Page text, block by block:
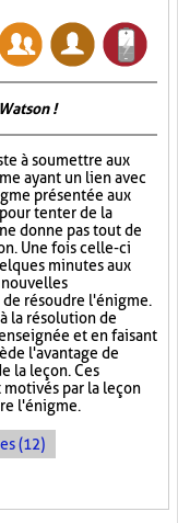
!
à soumettre aux
ayant un lien avec
présentée aux
tenter de la
donne pas tout de
Une fois celle-ci
minutes aux
nouvelles
de résoudre l'énigme.
la résolution de
et en faisant
l'avantage de
la leçon. Ces
par la leçon
l'énigme.
(12)